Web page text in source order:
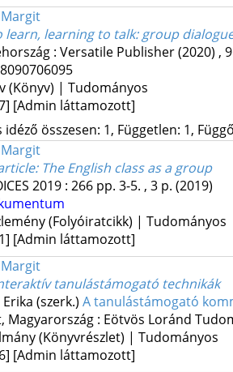
Margit
learn, learning to talk: group
: Versatile Publisher(2020) ,
(Könyv) | Tudományos
[Admin láttamozott]
idéző összesen: 1, Független: 1,
Margit
: The English class as a group
2019: 266 pp. 3-5. , 3 p. (2019)
(Folyóiratcikk) | Tudományos
[Admin láttamozott]
Margit
tanulástámogató technikák
(szerk.) A tanulástámogató
Magyarország : Eötvös Loránd
(Könyvrészlet) | Tudományos
[Admin láttamozott]